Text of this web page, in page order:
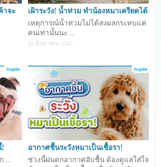
าจะ
เฝ้าระวัง! น้ำท่วม ทำน้องหมาเครียดได้
เหตุการณ์น้ำท่วมไม่ได้สงผลกระทบแค่
คนเท่านั้นนะ ...
23 สิงหาคม 2567
!
...
อากาศชื้นระวังหมาเป็นเชื้อรา!
ช่วงนี้ฝนตกอากาศอับชื้น ต้องดูแลใส่ใจ